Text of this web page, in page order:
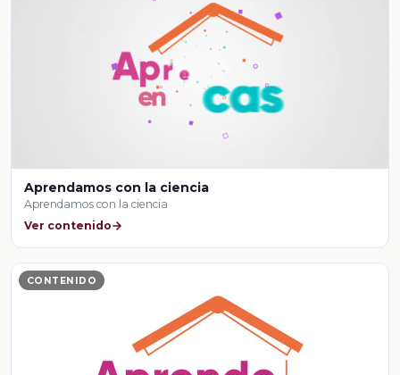
Aprendamos con la ciencia
Aprendamos con la ciencia
Ver contenido
CONTENIDO